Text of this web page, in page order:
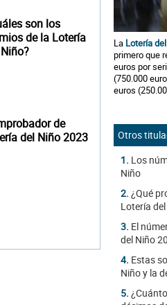
son los
de la Lotería
de
del Niño 2023
La Lotería
primero que
euros por
(750.000
euros
Otros
1. Los
Niño
2. ¿Qué
Lotería
3. El
del Niño
4. Estas
Niño y la
5.